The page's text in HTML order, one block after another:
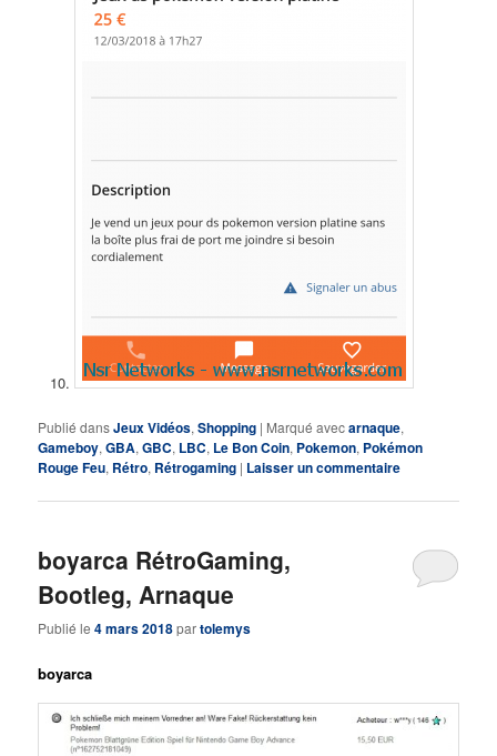
Publié dansJeux Vidéos,Shopping | Marqué avecarnaque,
Gameboy,GBA,GBC, LBC, Le Bon Coin, Pokemon, Pokémon
Rouge Feu, Rétro, Rétrogaming | Laisser un commentaire
boyarca RétroGaming,
Bootleg, Arnaque
Publié le4 mars 2018partolemys
boyarca